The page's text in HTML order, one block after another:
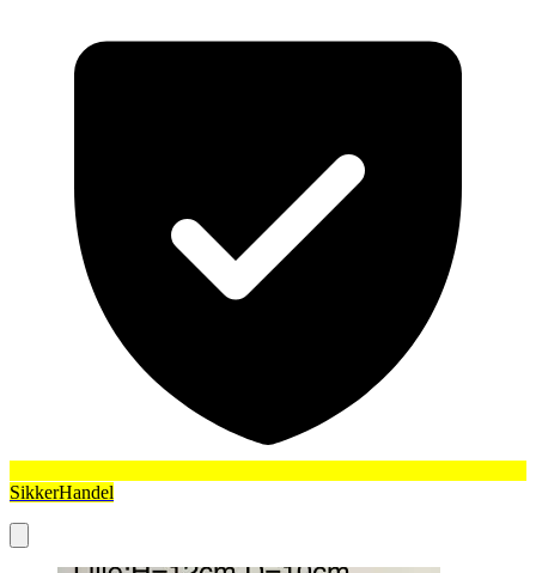
SikkerHandel